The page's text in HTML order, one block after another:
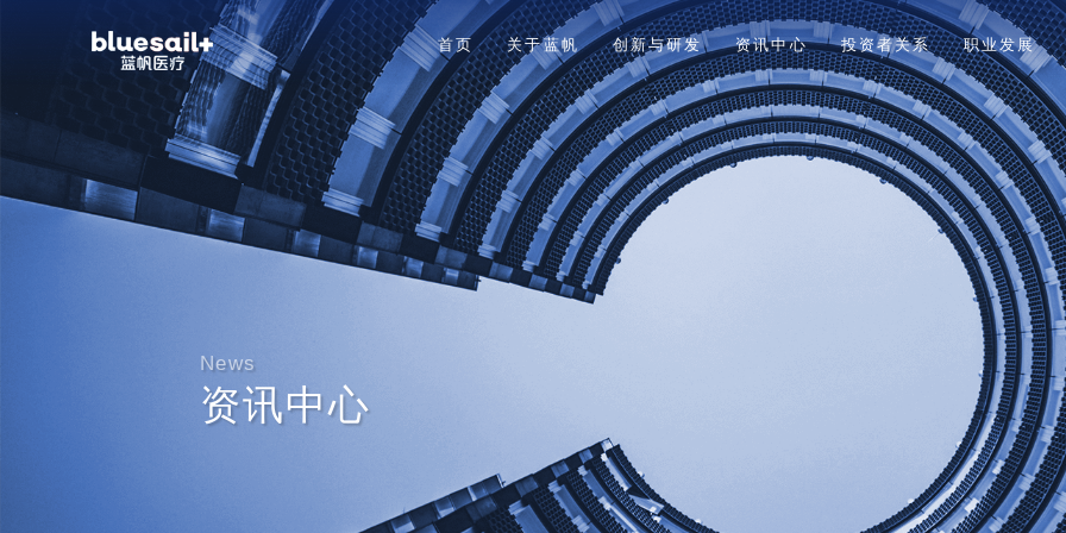
首页 关于蓝帆 创新与研发 资讯中心 投资者关系 职业发展
News
资讯中心